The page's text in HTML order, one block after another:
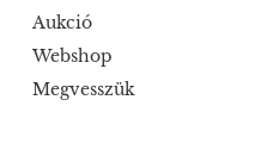
Aukció
Webshop
Megvesszük